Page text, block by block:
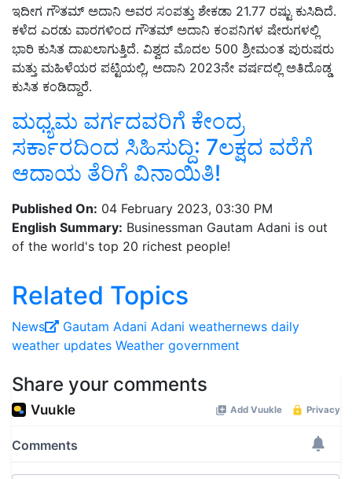
ಇದೀಗ ಗೌತಮ್ ಅದಾನಿ ಅವರ ಸಂಪತ್ತು ಶೇಕಡಾ 21.77 ರಷ್ಟು ಕುಸಿದಿದೆ.
ಕಳೆದ ಎರಡು ವಾರಗಳಿಂದ ಗೌತಮ್ ಅದಾನಿ ಕಂಪನಿಗಳ ಷೇರುಗಳಲ್ಲಿ
ಭಾರಿ ಕುಸಿತ ದಾಖಲಾಗುತ್ತಿದೆ. ವಿಶ್ವದ ಮೊದಲ 500 ಶ್ರೀಮಂತ ಪುರುಷರು
ಮತ್ತು ಮಹಿಳೆಯರ ಪಟ್ಟಿಯಲ್ಲಿ, ಅದಾನಿ 2023ನೇ ವರ್ಷದಲ್ಲಿ ಅತಿದೊಡ್ಡ
ಕುಸಿತ ಕಂಡಿದ್ದಾರೆ.
ಮಧ್ಯಮ ವರ್ಗದವರಿಗೆ ಕೇಂದ್ರ
ಸರ್ಕಾರದಿಂದ ಸಿಹಿಸುದ್ದಿ: 7ಲಕ್ಷದ ವರೆಗೆ
ಆದಾಯ ತೆರಿಗೆ ವಿನಾಯಿತಿ!
Published On: 04 February 2023, 03:30 PM
English Summary: Businessman Gautam Adani is out
of the world's top 20 richest people!
Related Topics
News Gautam Adani Adani weathernews daily
weather updates Weather government
Share your comments